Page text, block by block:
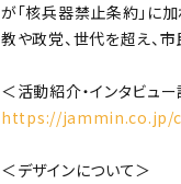
が「核兵器禁止条約」に
教や政党、世代を超え、
＜活動紹介・インタビュ
https://jammin.co.jp/
＜デザインについて＞